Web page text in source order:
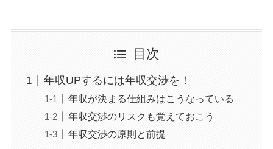
目次
年収UPするには年収交渉を！
年収が決まる仕組みはこうなっている
年収交渉のリスクも覚えておこう
年収交渉の原則と前提